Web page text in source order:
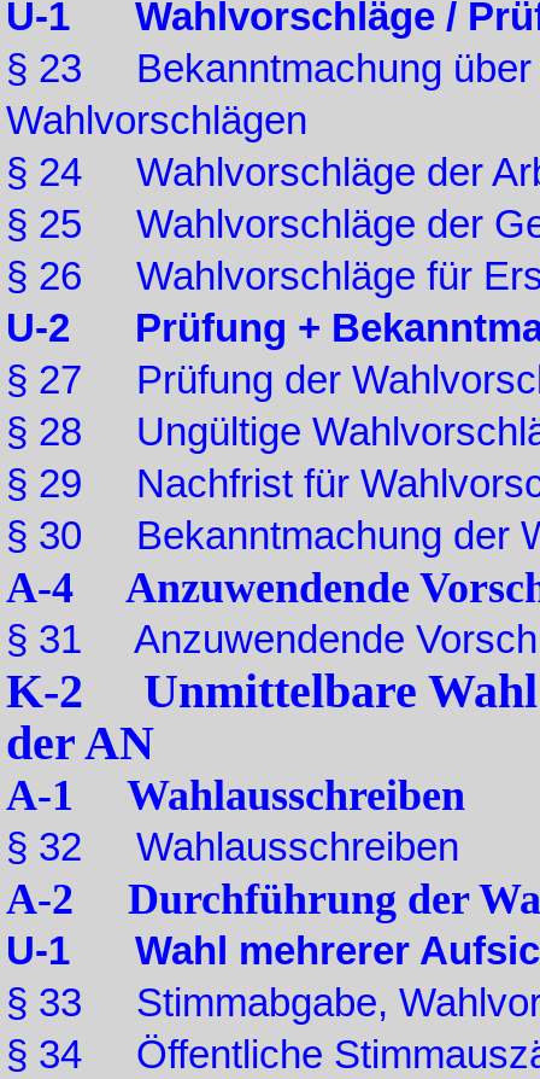
U-1 Wahlvorschläge /
§ 23 Bekanntmachung über
Wahlvorschlägen
§ 24 Wahlvorschläge der
§ 25 Wahlvorschläge der
§ 26 Wahlvorschläge für
U-2 Prüfung +
§ 27 Prüfung der
§ 28 Ungültige
§ 29 Nachfrist für
§ 30 Bekanntmachung der
A-4 Anzuwendende
§ 31 Anzuwendende
K-2 Unmittelbare Wahl
der AN
A-1 Wahlausschreiben
§ 32 Wahlausschreiben
A-2 Durchführung der
U-1 Wahl mehrerer
§ 33 Stimmabgabe,
§ 34 Öffentliche